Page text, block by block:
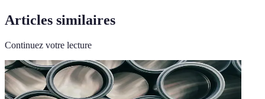
Articles similaires
Continuez votre lecture